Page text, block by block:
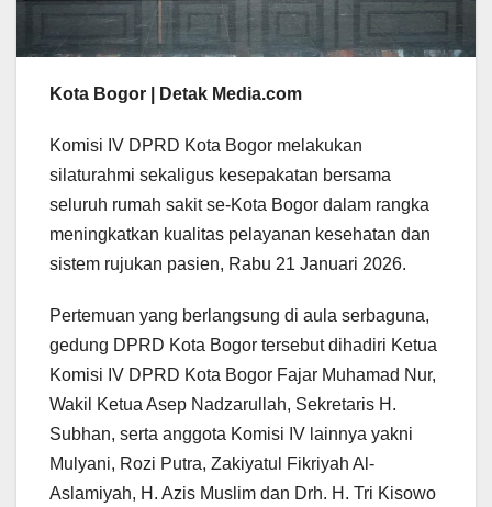
Kota Bogor | Detak Media.com
Komisi IV DPRD Kota Bogor melakukan
silaturahmi sekaligus kesepakatan bersama
seluruh rumah sakit se-Kota Bogor dalam rangka
meningkatkan kualitas pelayanan kesehatan dan
sistem rujukan pasien, Rabu 21 Januari 2026.
Pertemuan yang berlangsung di aula serbaguna,
gedung DPRD Kota Bogor tersebut dihadiri Ketua
Komisi IV DPRD Kota Bogor Fajar Muhamad Nur,
Wakil Ketua Asep Nadzarullah, Sekretaris H.
Subhan, serta anggota Komisi IV lainnya yakni
Mulyani, Rozi Putra, Zakiyatul Fikriyah Al-
Aslamiyah, H. Azis Muslim dan Drh. H. Tri Kisowo